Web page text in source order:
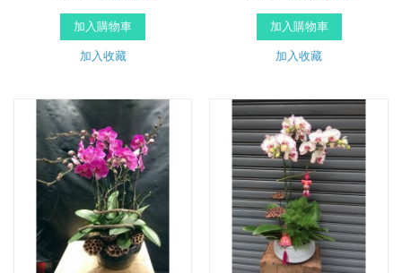
加入購物車
加入收藏
加入購物車
加入收藏